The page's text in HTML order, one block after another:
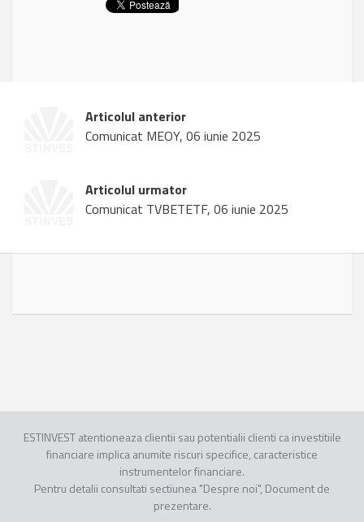
Articolul anterior
Comunicat MEOY, 06 iunie 2025
Articolul urmator
Comunicat TVBETETF, 06 iunie 2025
ESTINVEST atentioneaza clientii sau potentialii clienti ca investitiile
financiare implica anumite riscuri specifice, caracteristice
instrumentelor financiare.
Pentru detalii consultati sectiunea "Despre noi", Document de
prezentare.